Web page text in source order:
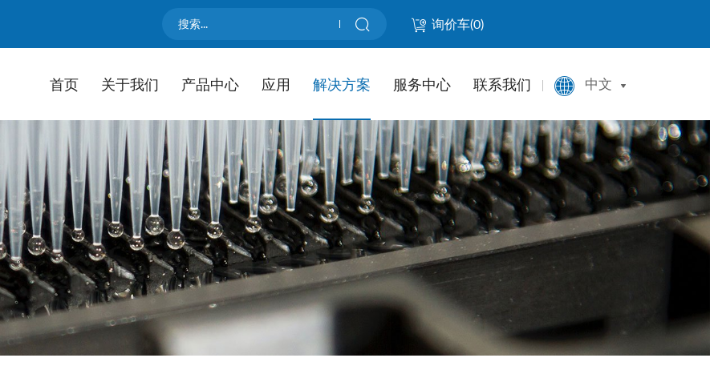
询价车(0)
首页 关于我们 产品中心 应用 解决方案 服务中心 联系我们 中文